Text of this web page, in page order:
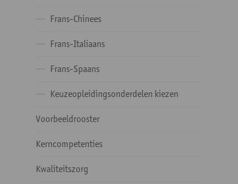
Frans-Chinees
Frans-Italiaans
Frans-Spaans
Keuzeopleidingsonderdelen kiezen
Voorbeeldrooster
Kerncompetenties
Kwaliteitszorg